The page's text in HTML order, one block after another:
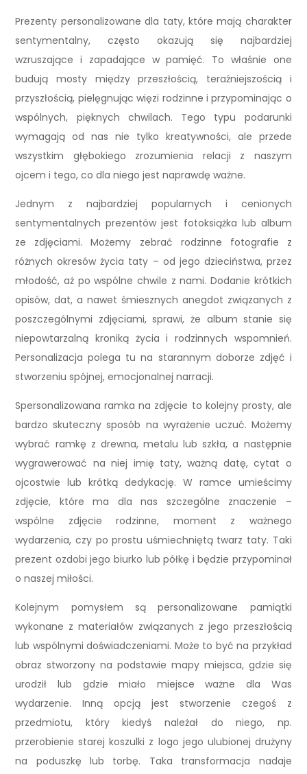
Prezenty personalizowane dla taty, które mają charakter
sentymentalny, często okazują się najbardziej
wzruszające i zapadające w pamięć. To właśnie one
budują mosty między przeszłością, teraźniejszością i
przyszłością, pielęgnując więzi rodzinne i przypominając o
wspólnych, pięknych chwilach. Tego typu podarunki
wymagają od nas nie tylko kreatywności, ale przede
wszystkim głębokiego zrozumienia relacji z naszym
ojcem i tego, co dla niego jest naprawdę ważne.
Jednym z najbardziej popularnych i cenionych
sentymentalnych prezentów jest fotoksiążka lub album
ze zdjęciami. Możemy zebrać rodzinne fotografie z
różnych okresów życia taty – od jego dzieciństwa, przez
młodość, aż po wspólne chwile z nami. Dodanie krótkich
opisów, dat, a nawet śmiesznych anegdot związanych z
poszczególnymi zdjęciami, sprawi, że album stanie się
niepowtarzalną kroniką życia i rodzinnych wspomnień.
Personalizacja polega tu na starannym doborze zdjęć i
stworzeniu spójnej, emocjonalnej narracji.
Spersonalizowana ramka na zdjęcie to kolejny prosty, ale
bardzo skuteczny sposób na wyrażenie uczuć. Możemy
wybrać ramkę z drewna, metalu lub szkła, a następnie
wygrawerować na niej imię taty, ważną datę, cytat o
ojcostwie lub krótką dedykację. W ramce umieścimy
zdjęcie, które ma dla nas szczególne znaczenie –
wspólne zdjęcie rodzinne, moment z ważnego
wydarzenia, czy po prostu uśmiechniętą twarz taty. Taki
prezent ozdobi jego biurko lub półkę i będzie przypominał
o naszej miłości.
Kolejnym pomysłem są personalizowane pamiątki
wykonane z materiałów związanych z jego przeszłością
lub wspólnymi doświadczeniami. Może to być na przykład
obraz stworzony na podstawie mapy miejsca, gdzie się
urodził lub gdzie miało miejsce ważne dla Was
wydarzenie. Inną opcją jest stworzenie czegoś z
przedmiotu, który kiedyś należał do niego, np.
przerobienie starej koszulki z logo jego ulubionej drużyny
na poduszkę lub torbę. Taka transformacja nadaje